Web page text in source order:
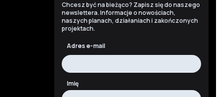
Chcesz być na bieżąco? Zapisz się do naszego
newslettera. Informacje o nowościach,
naszych planach, działaniach i zakończonych
projektach.
Adres e-mail
Imię